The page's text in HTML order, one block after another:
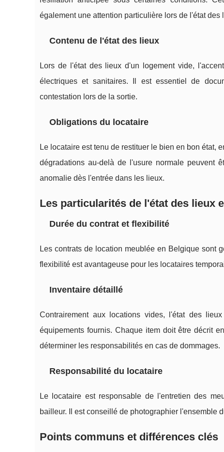
également une attention particulière lors de l'état des
Contenu de l'état des lieux
Lors de l'état des lieux d'un logement vide,
électriques et sanitaires. Il est essentiel de
contestation lors de la sortie.
Obligations du locataire
Le locataire est tenu de restituer le bien en bon état,
dégradations au-delà de l'usure normale peuvent
anomalie dès l'entrée dans les lieux.
Les particularités de l'état des lieux
Durée du contrat et flexibilité
Les contrats de location meublée en Belgique sont
flexibilité est avantageuse pour les locataires
Inventaire détaillé
Contrairement aux locations vides, l'état des
équipements fournis. Chaque item doit être décrit
déterminer les responsabilités en cas de dommages.
Responsabilité du locataire
Le locataire est responsable de l'entretien des
bailleur. Il est conseillé de photographier l'ensemble
Points communs et différences clés